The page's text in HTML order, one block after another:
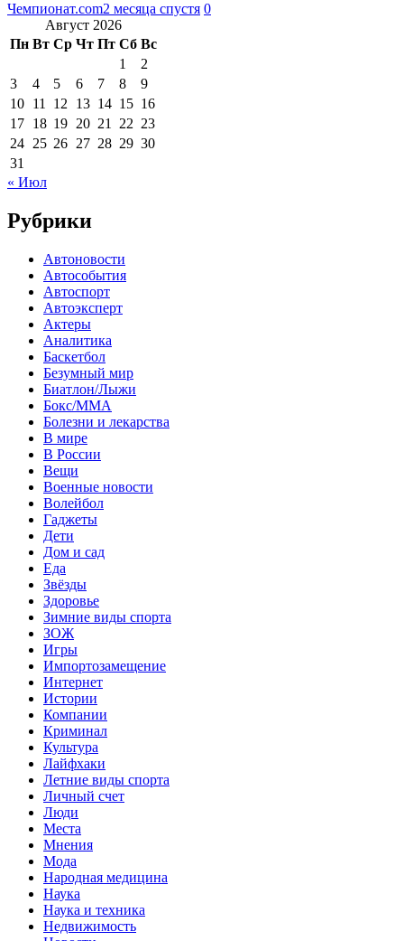
Чемпионат.com2 месяца спустя 0
Август 2026
Пн Вт Ср Чт Пт Сб Вс
1
2
3
4 5 6 7 8
9
10 11 12 13 14 15 16
17 18 19 20 21 22 23
24 25 26 27 28 29 30
31
« Июл
Рубрики
Автоновости
Автособытия
Автоспорт
Автоэксперт
Актеры
Аналитика
Баскетбол
Безумный мир
Биатлон/Лыжи
Бокс/MMA
Болезни и лекарства
В мире
В России
Вещи
Военные новости
Волейбол
Гаджеты
Дети
Дом и сад
Еда
Звёзды
Здоровье
Зимние виды спорта
ЗОЖ
Игры
Импортозамещение
Интернет
Истории
Компании
Криминал
Культура
Лайфхаки
Летние виды спорта
Личный счет
Люди
Места
Мнения
Мода
Народная медицина
Наука
Наука и техника
Недвижимость